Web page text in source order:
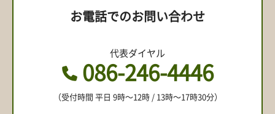
お電話でのお問い合わせ
代表ダイヤル
086-246-4446
（受付時間 平日 9時〜12時 / 13時〜17時30分）